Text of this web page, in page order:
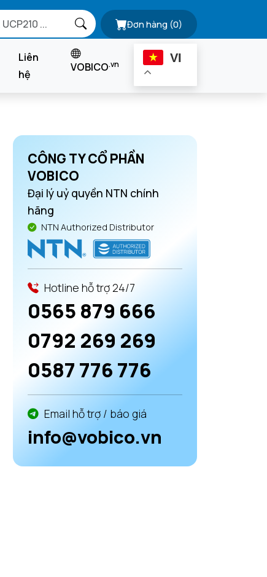
Đơn hàng (0)
Liên
hệ
VOBICO.vn VI
CÔNG TY CỔ PHẦN
VOBICO
Đại lý uỷ quyền NTN chính
hãng
NTN Authorized Distributor
Hotline hỗ trợ 24/7
0565 879 666
0792 269 269
0587 776 776
Email hỗ trợ / báo giá
info@vobico.vn